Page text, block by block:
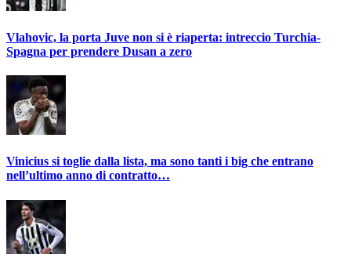
Vlahovic, la porta Juve non si è riaperta: intreccio Turchia-
Spagna per prendere Dusan a zero
Vinicius si toglie dalla lista, ma sono tanti i big che entrano
nell’ultimo anno di contratto…